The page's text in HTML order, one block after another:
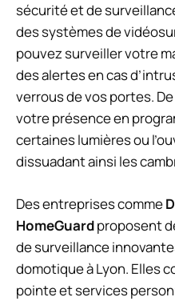
sécurité et de
des systèmes de
pouvez surveiller votre
des alertes en cas
verrous de vos portes.
votre présence en
certaines lumières ou
dissuadant ainsi les
Des entreprises comme
HomeGuardproposent
de surveillance
domotique à Lyon. Elles
pointe et services